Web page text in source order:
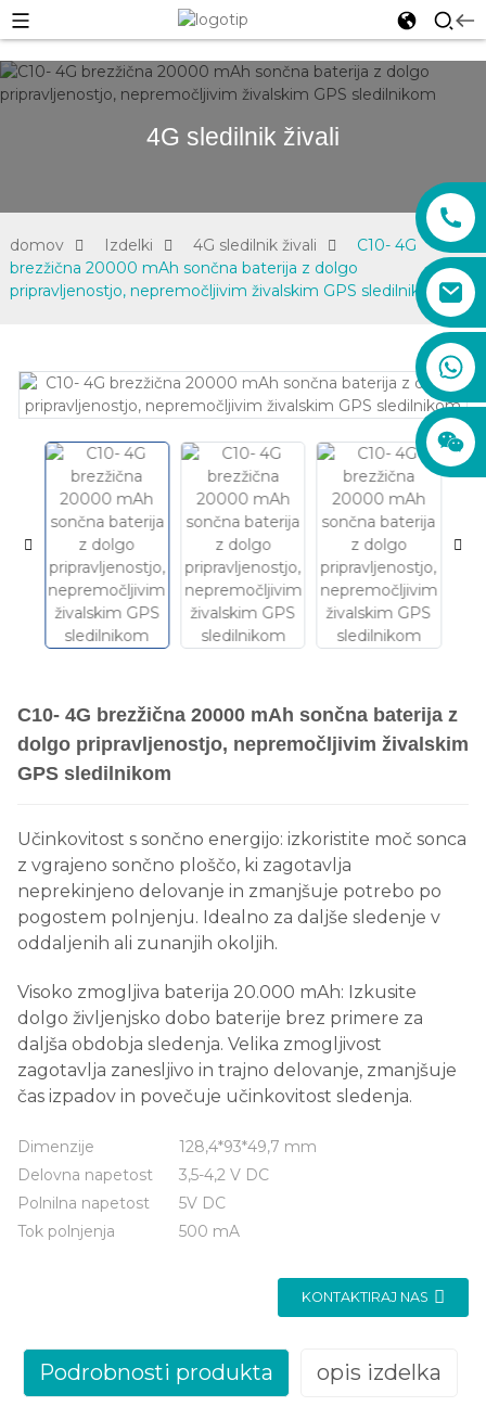
+86 159 8670 4515
+86 159 8667 0464
4G sledilnik živali
domov Izdelki 4G sledilnik živali
C10- 4G
brezžična 20000 mAh sončna baterija z dolgo
pripravljenostjo, nepremočljivim živalskim GPS sledilnikom
C10- 4G brezžična 20000 mAh sončna baterija z
dolgo pripravljenostjo, nepremočljivim živalskim
GPS sledilnikom
Učinkovitost s sončno energijo: izkoristite moč sonca
z vgrajeno sončno ploščo, ki zagotavlja
neprekinjeno delovanje in zmanjšuje potrebo po
pogostem polnjenju. Idealno za daljše sledenje v
oddaljenih ali zunanjih okoljih.
Visoko zmogljiva baterija 20.000 mAh: Izkusite
dolgo življenjsko dobo baterije brez primere za
daljša obdobja sledenja. Velika zmogljivost
zagotavlja zanesljivo in trajno delovanje, zmanjšuje
čas izpadov in povečuje učinkovitost sledenja.
Dimenzije
128,4*93*49,7 mm
Delovna napetost
3,5-4,2 V DC
Polnilna napetost
5V DC
Tok polnjenja
500 mA
KONTAKTIRAJ NAS
Podrobnosti produkta opis izdelka